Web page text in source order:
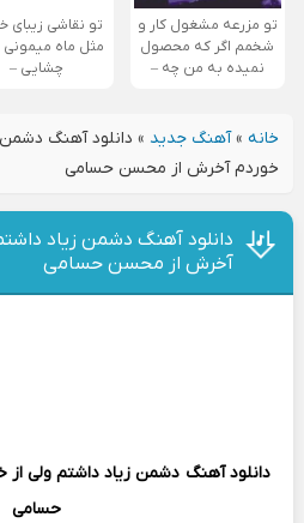
تو مزرعه مشغول کار و
شخمم اگر که محصول
نمیده به من چه –
تو نقاشی زیبای
مثل ماه
چشایی –
خانه»آهنگ جدید » دانلود آهنگ
خوردم آخرش از محسن حسامی
دانلود آهنگ دشمن زیاد
آخرش از محسن حسامی
دانلود آهنگ دشمن زیاد داشتم ولی
حسامی